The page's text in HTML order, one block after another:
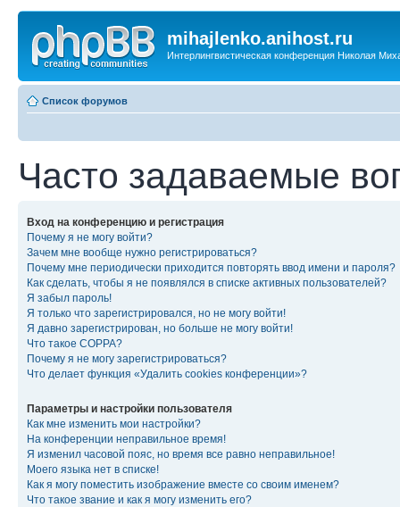
mihajlenko.anihost.ru
Интерлингвистическая конференция Николая
Список форумов
Часто задаваемые
Вход на конференцию и регистрация
Почему я не могу войти?
Зачем мне вообще нужно регистрироваться?
Почему мне периодически приходится повторять ввод имени и пароля?
Как сделать, чтобы я не появлялся в списке активных пользователей?
Я забыл пароль!
Я только что зарегистрировался, но не могу войти!
Я давно зарегистрирован, но больше не могу войти!
Что такое COPPA?
Почему я не могу зарегистрироваться?
Что делает функция «Удалить cookies конференции»?
Параметры и настройки пользователя
Как мне изменить мои настройки?
На конференции неправильное время!
Я изменил часовой пояс, но время все равно неправильное!
Моего языка нет в списке!
Как я могу поместить изображение вместе со своим именем?
Что такое звание и как я могу изменить его?